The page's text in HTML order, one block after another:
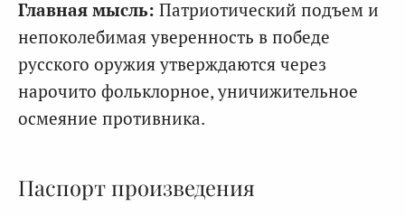
Главная мысль: Патриотический подъем и
непоколебимая уверенность в победе
русского оружия утверждаются через
нарочито фольклорное, уничижительное
осмеяние противника.
Паспорт произведения